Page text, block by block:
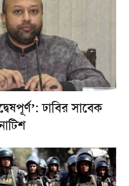
ঢাবির সাবেক